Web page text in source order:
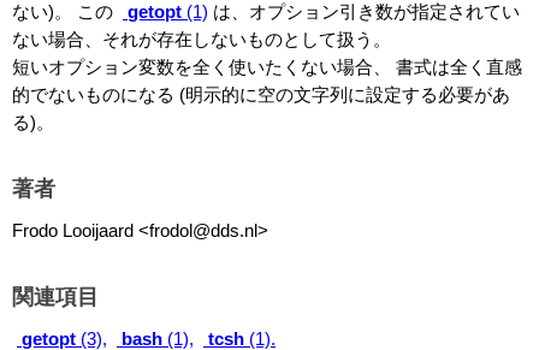
ない)。 この
getopt (1) は、オプション引き数が指定されてい
ない場合、それが存在しないものとして扱う。
短いオプション変数を全く使いたくない場合、 書式は全く直感
的でないものになる (明示的に空の文字列に設定する必要があ
る)。
著者
Frodo Looijaard <frodol@dds.nl>
関連項目
getopt (3), bash (1), tcsh (1).